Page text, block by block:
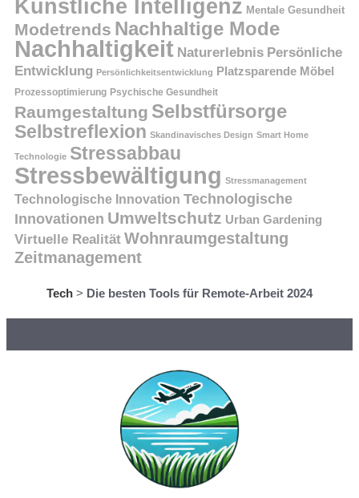
Künstliche Intelligenz Mentale Gesundheit
Modetrends Nachhaltige Mode
Nachhaltigkeit Naturerlebnis Persönliche
Entwicklung Persönlichkeitsentwicklung Platzsparende Möbel
Prozessoptimierung Psychische Gesundheit
Raumgestaltung Selbstfürsorge
Selbstreflexion Skandinavisches Design Smart Home
Technologie Stressabbau
Stressbewältigung Stressmanagement
Technologische Innovation Technologische
Innovationen Umweltschutz Urban Gardening
Virtuelle Realität Wohnraumgestaltung
Zeitmanagement
Tech > Die besten Tools für Remote-Arbeit 2024